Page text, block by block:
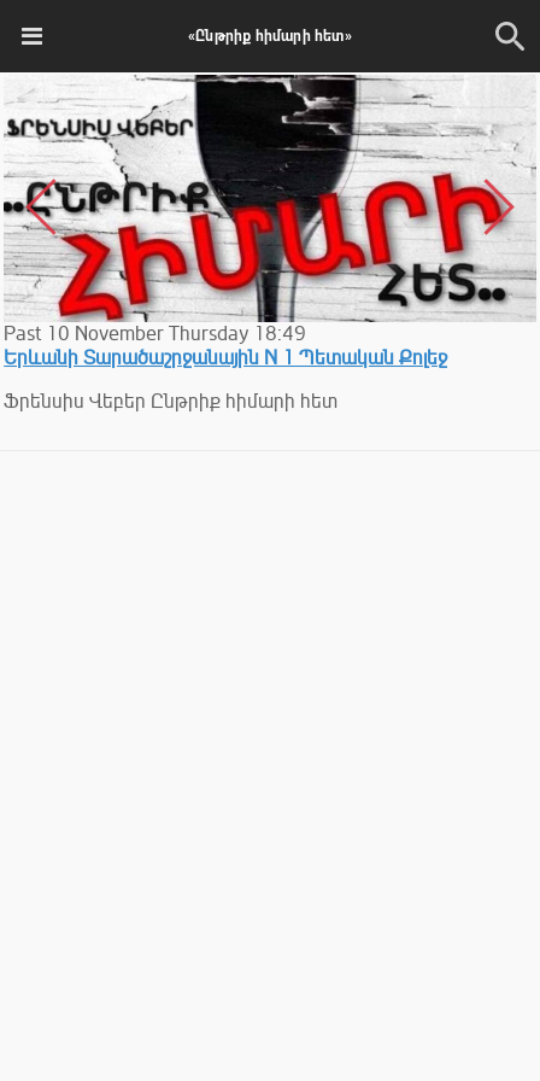
«Ընթրիք հիմարի հետ»
Past 10 November Thursday 18:49
Երևանի Տարածաշրջանային N 1 Պետական Քոլեջ
Ֆրենսիս Վեբեր Ընթրիք հիմարի հետ